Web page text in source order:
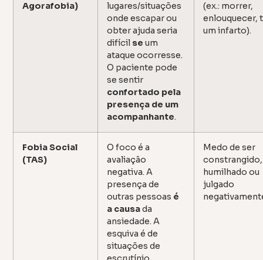
Agorafobia)
lugares/situações
onde escapar ou
obter ajuda seria
difícil se um
ataque ocorresse.
O paciente pode
se sentir
confortado pela
presença de um
acompanhante.
(ex.: morrer,
enlouquecer,
um infarto).
Fobia Social
(TAS)
O foco é a
avaliação
negativa. A
presença de
outras pessoas é
a causada
ansiedade. A
esquiva é de
situações de
Medo de ser
constrangido,
humilhado ou
julgado